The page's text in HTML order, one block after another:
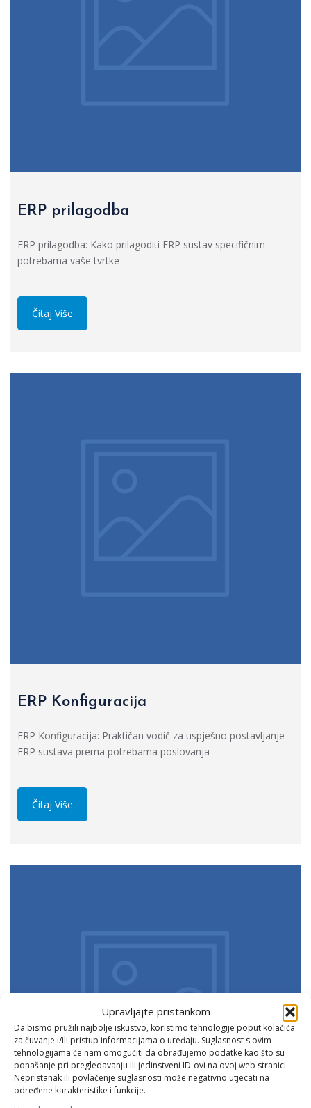
Upravljajte pristankom
Da bismo pružili najbolje iskustvo, koristimo tehnologije poput kolačića
za čuvanje i/ili pristup informacijama o uređaju. Suglasnost s ovim
tehnologijama će nam omogućiti da obrađujemo podatke kao što su
ponašanje pri pregledavanju ili jedinstveni ID-ovi na ovoj web stranici.
Nepristanak ili povlačenje suglasnosti može negativno utjecati na
određene karakteristike i funkcije.
ERP prilagodba
ERP prilagodba: Kako prilagoditi ERP sustav specifičnim
potrebama vaše tvrtke
Čitaj Više
ERP Konfiguracija
ERP Konfiguracija: Praktičan vodič za uspješno postavljanje
ERP sustava prema potrebama poslovanja
Čitaj Više